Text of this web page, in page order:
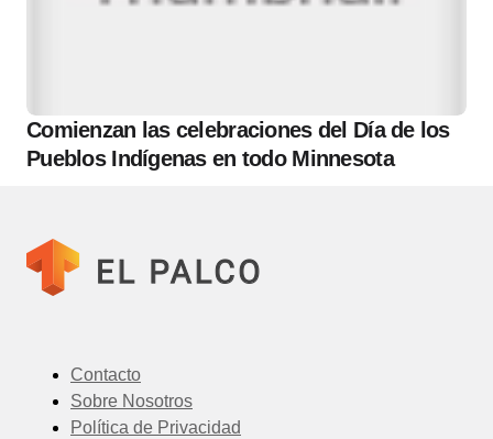
Comienzan las celebraciones del Día de los
Pueblos Indígenas en todo Minnesota
Contacto
Sobre Nosotros
Política de Privacidad